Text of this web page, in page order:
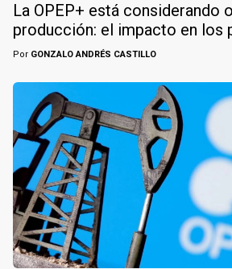
La OPEP+ está considerando
producción: el impacto en los
Por GONZALO ANDRÉS CASTILLO